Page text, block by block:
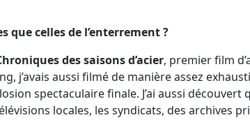
que celles de l’enterrement ?
des saisons d’acier, premier film
j’avais aussi filmé de manière assez
spectaculaire finale. J’ai aussi découvert
locales, les syndicats, des archives